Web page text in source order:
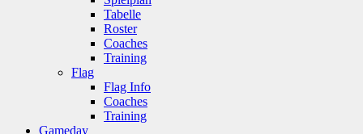
Tabelle
Roster
Coaches
Training
Flag
Flag Info
Coaches
Training
Gameday